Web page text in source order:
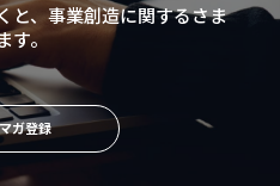
と、事業創造に関するさま
す。
ガ登録